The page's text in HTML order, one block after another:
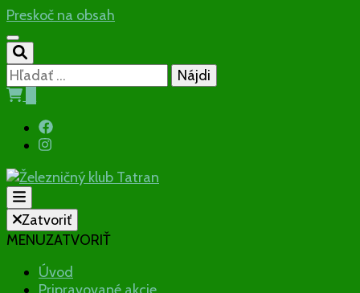
Preskoč na obsah
Hľadať:
Železničný
Občianske združenie
Zatvoriť
MENUZATVORIŤ
Úvod